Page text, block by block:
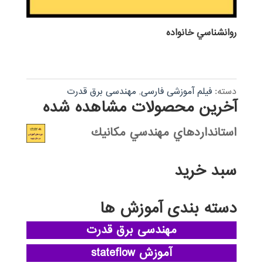
روانشناسي خانواده
دسته: فیلم آموزشی فارسی, مهندسی برق قدرت
آخرین محصولات مشاهده شده
استانداردهاي مهندسي مكانيك
سبد خرید
دسته بندی آموزش ها
مهندسی برق قدرت
آموزش stateflow